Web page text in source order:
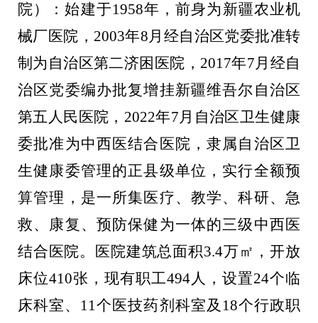
院）：始建于1958年，前身为新疆农业机
械厂医院， 2003年8月经自治区党委批准转
制为自治区第二济困医院， 2017年7月经自
治区党委编办批复增挂新疆维吾尔自治区
第五人民医院， 2022年7月自治区卫生健康
委批准为中西医结合医院，隶属自治区卫
生健康委管理的正县级单位，实行全额预
算管理，是一所集医疗、教学、科研、急
救、康复、预防保健为一体的三级中西医
结合医院。医院建筑总面积3.4万㎡，开放
床位410张，现有职工494人，设置24个临
床科室、 11个医技药剂科室及 18个行政职